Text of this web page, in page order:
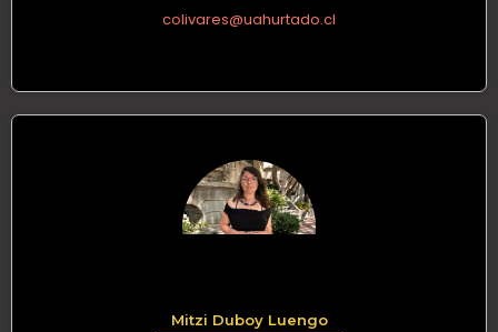
colivares@uahurtado.cl
Mitzi Duboy Luengo